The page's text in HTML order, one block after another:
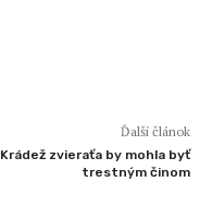
Ďalší článok
Krádež zvieraťa by mohla byť
trestným činom